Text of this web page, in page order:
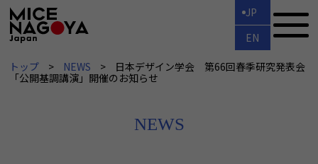
JP
EN
トップ NEWS
日本デザイン学会 第66回春季研究発表会
「公開基調講演」開催のお知らせ
NEWS